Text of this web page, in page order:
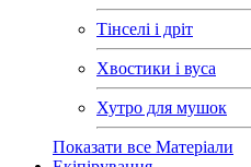
Тінселі і дріт
Хвостики і вуса
Хутро для мушок
Показати все Матеріали